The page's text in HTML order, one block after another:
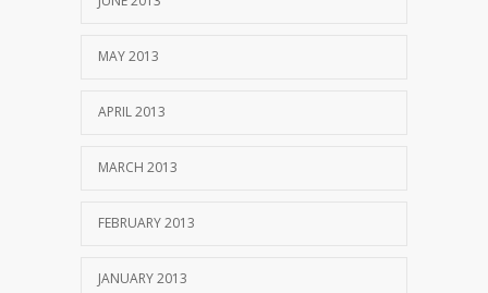
MAY 2013
APRIL 2013
MARCH 2013
FEBRUARY 2013
JANUARY 2013